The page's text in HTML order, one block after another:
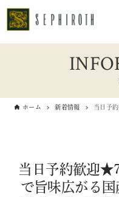
ホーム 新着情報 当日予
当日予約歓迎
で旨味広がる